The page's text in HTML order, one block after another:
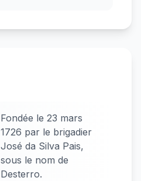
Fondée le 23 mars
1726 par le brigadier
José da Silva Pais,
sous le nom de
Desterro.